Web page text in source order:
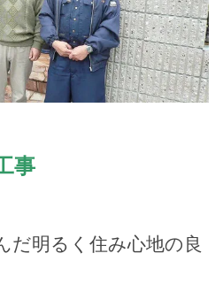
事
だ明るく住み心地の良